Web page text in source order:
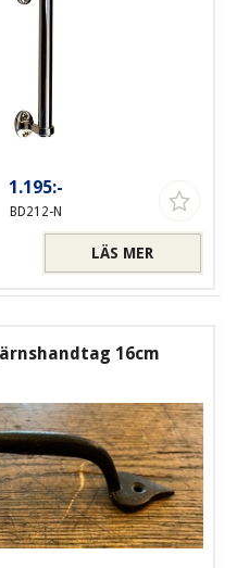
1.195:-
BD212-N
LÄS MER
16cm